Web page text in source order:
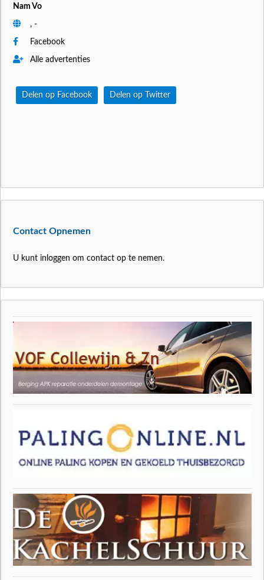
Nam Vo
, -
Facebook
Alle advertenties
Delen op Facebook Delen op Twitter
Contact Opnemen
U kunt inloggen om contact op te nemen.